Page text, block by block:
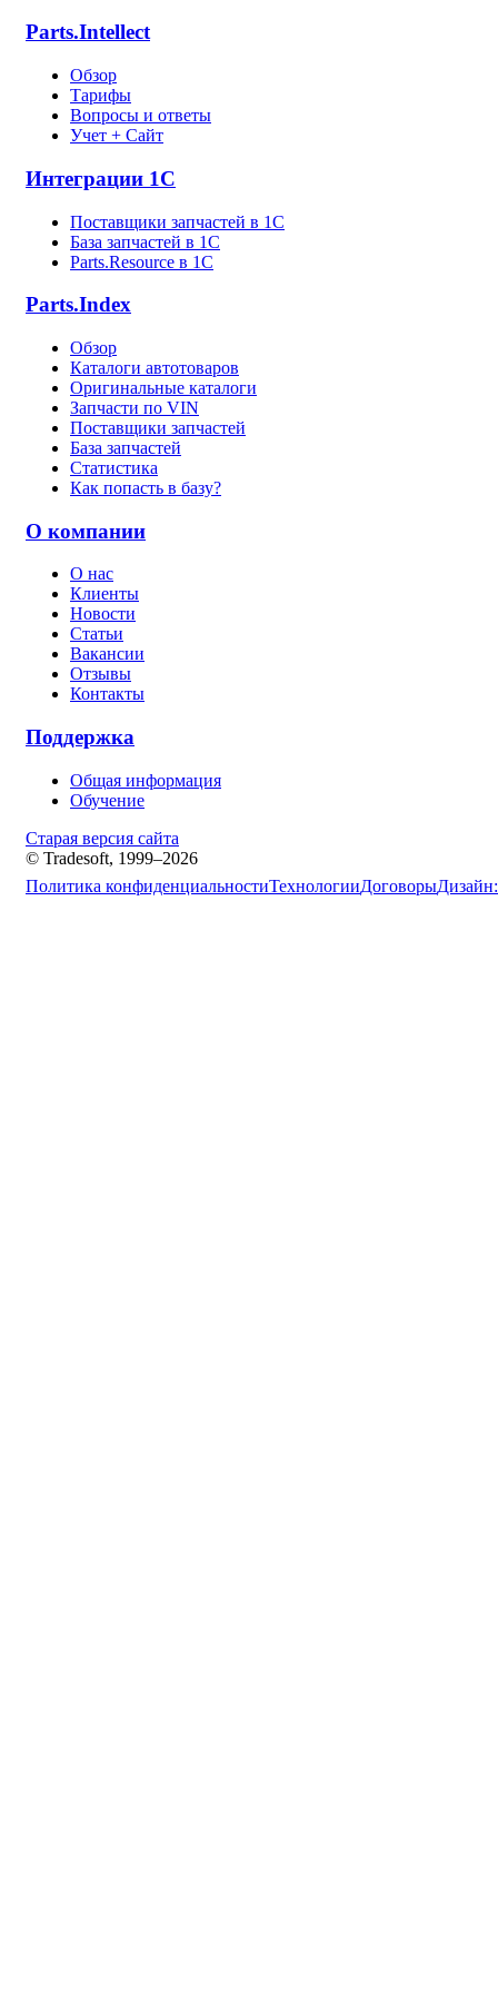
Parts.Intellect
Обзор
Тарифы
Вопросы и ответы
Учет + Сайт
Интеграции 1С
Поставщики запчастей в 1C
База запчастей в 1С
Parts.Resource в 1C
Parts.Index
Обзор
Каталоги автотоваров
Оригинальные каталоги
Запчасти по VIN
Поставщики запчастей
База запчастей
Статистика
Как попасть в базу?
О компании
О нас
Клиенты
Новости
Статьи
Вакансии
Отзывы
Контакты
Поддержка
Общая информация
Обучение
Старая версия сайта
© Tradesoft, 1999–2026
Политика конфиденциальностиТехнологииДоговорыДизайн: